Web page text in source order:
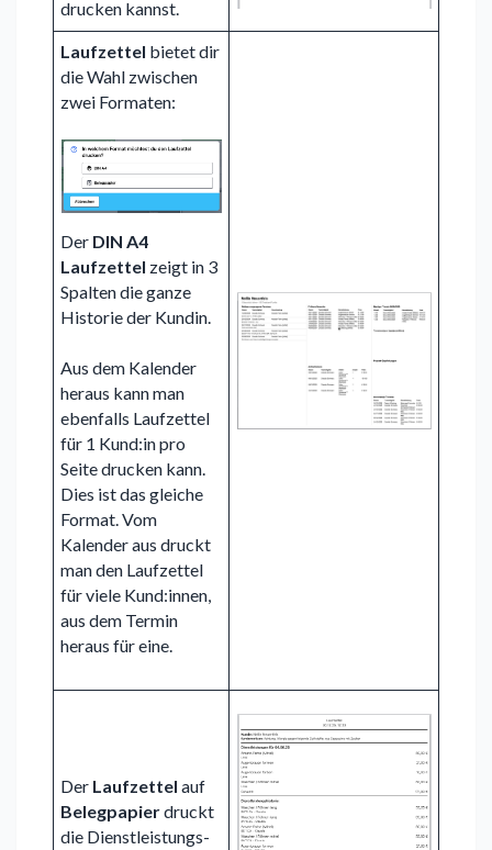
drucken kannst.
Laufzettel bietet dir
die Wahl zwischen
zwei Formaten:
Der DIN A4
Laufzettel zeigt in 3
Spalten die ganze
Historie der Kundin.
Aus dem Kalender
heraus kann man
ebenfalls Laufzettel
für 1 Kund:in pro
Seite drucken kann.
Dies ist das gleiche
Format. Vom
Kalender aus druckt
man den Laufzettel
für viele Kund:innen,
aus dem Termin
heraus für eine.
Der Laufzettel auf
Belegpapierdruckt
die Dienstleistungs-